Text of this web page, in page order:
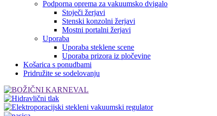
Podporna oprema za vakuumsko dvigalo
Stoječi žerjavi
Stenski konzolni žerjavi
Mostni portalni žerjavi
Uporaba
Uporaba steklene scene
Uporaba prizora iz pločevine
Košarica s ponudbami
Pridružite se sodelovanju